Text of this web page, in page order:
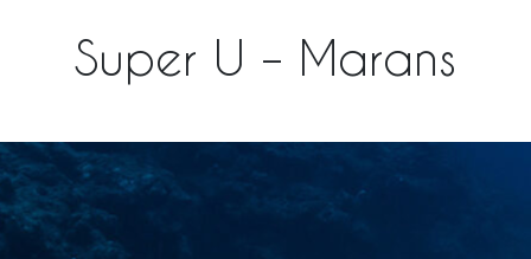
Super U – Marans